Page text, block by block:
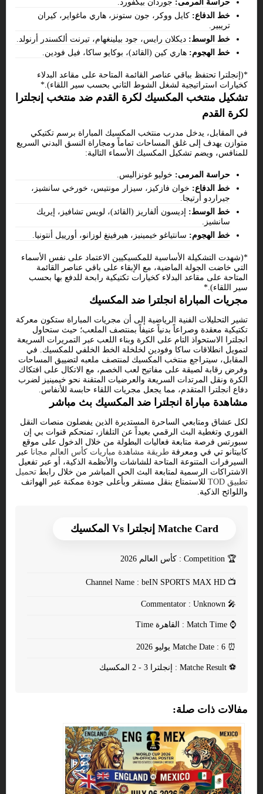
حراسة المرمى: جوردان بيكفورد.
خط الدفاع: كايل ووكر، جون ستونز، هاري ماغواير، كيران
تريبير.
خط الوسط: ديكلان رايس، جود بيلينغهام، تيرنت ألكسندر أرنولد.
خط الهجوم: هاري كين (القائد)، بوكايو ساكا، فيل فودين.
*(إنجلترا تحتفظ بباقي عناصر القائمة المتاحة على مقاعد البدلاء
كخيارات استراتيجية لشغل الشوط الثاني بحسب سير اللقاء).*
تشكيل منتخب المكسيك لكرة القدم ضد منتخب إنجلترا
لكرة القدم
في المقابل، يدخل مدرب منتخب المكسيك المباراة برسم تكتيكي
متوازن يهدف إلى غلق المساحات تماماً ومجاراة النسق البدني السريع
للمنافس، ويضم تشكيل المكسيك الأسماء التالية:
حراسة المرمى: خوليو غونزاليس.
خط الدفاع: خوان فازكيز، سيزار مونتيس، خورخي سانشيز،
جيراردو أرتيجا.
خط الوسط: إديسون ألفاريز (القائد)، لويس تشافيز، إيريك
سانشيز.
خط الهجوم: سانتياغو خيمينيز، هيرفينغ لوزانو، أورييل أنتونيا.
*(شهدت التشكيلة الأساسية للمكسيكيين الاعتماد على نفس الأسماء
التي خاضت الجولة الماضية، مع الإبقاء على باقي عناصر القائمة
المتاحة على مقاعد البدلاء كخيارات تكتيكية رابحة للدفع بها بحسب
سير اللقاء).*
مجريات المباراة انجلترا ضد المكسيك
تشير التحليلات الفنية الرياضية إلى أن مجريات المباراة ستكون معركة
تكتيكية معقدة وصراعاً بدنياً عنيفاً بمنتصف الملعب؛ حيث ستحاول
انجلترا الاستحواذ التام على الكرة وبناء اللعب عبر التمريرات السريعة
لتمويل انطلاقات ساكا وفودين لخلخلة الخط الخلفي للمكسيك. في
المقابل، سيتراجع منتخب المكسيك لمنتصف ملعبه لتضييق المساحات
وفرض رقابة لصيقة على مفاتيح لعب الخصم، مع الاتكال على افتكاك
الكرة ونقل المرتدات السريعة والعرضيات المتقنة نحو خيمينيز لضرب
دفاع انجلترا المتقدم، مما يجعل مجريات اللقاء حابسة للأنفاس.
مشاهدة مباراة انجلترا ضد المكسيك بث مباشر
لكل عشاق ومتابعي الساحرة المستديرة الذين يفضلون منصات النقل
الفوري وتغطية البث الرقمي بعيداً عن التلفاز، تمنحكم قنوات بي إن
سبورتس فرصة متابعة فعاليات البطولة من خلال الدخول على موقع
كابيتانو تي في ومعرفة طريقة مشاهدة مباريات كأس العالم مجانا عبر
السيرفرات المتنوعة المتاحة للشاشات والأنظمة الذكية، أو عبر تفعيل
الاشتراكات الرسمية لمتابعة البث الحي المباشر من خلال رابط تحميل
تطبيق TOD
للاستمتاع بنقل مستقر وبأعلى جودة ممكنة عبر الهواتف
واللوائح الذكية.
Matche Card إنجلترا Vs المكسيك
🏆
📺
🎤
⌚
⏰
⚽
مفالات ذات صلة: